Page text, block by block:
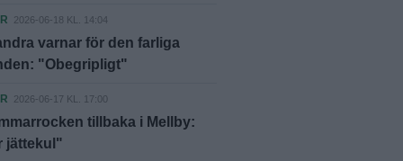
2026-06-18 KL. 14:04
varnar för den farliga
"Obegripligt"
2026-06-17 KL. 17:00
tillbaka i Mellby:
jättekul"